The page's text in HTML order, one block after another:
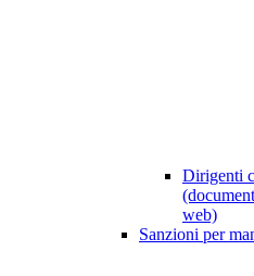
Dirigenti
web)
Sanzioni per